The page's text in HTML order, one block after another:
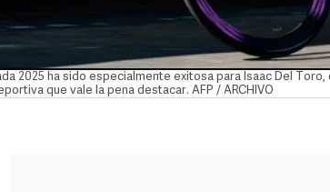
2025 ha sido especialmente exitosa para Isaac Del
que vale la pena destacar. AFP / ARCHIVO